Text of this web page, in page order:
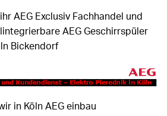
AEG Exclusiv Fachhandel und
AEG Geschirrspüler
Bickendorf
in Köln AEG einbau